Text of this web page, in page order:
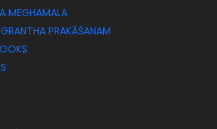
MEGHAMALA
PRAKĀŚANAM